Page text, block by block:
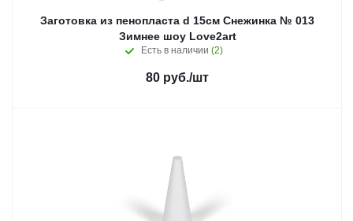
Заготовка из пенопласта d 15см Снежинка № 013
Зимнее шоу Love2art
Есть в наличии (2)
80 руб./шт